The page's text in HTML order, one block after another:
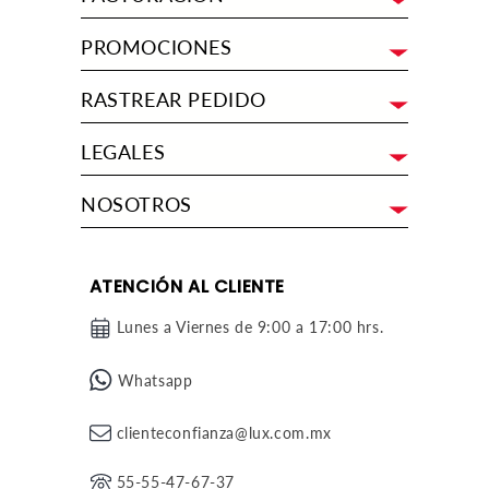
N
:
PROMOCIONES
RASTREAR PEDIDO
LEGALES
NOSOTROS
ATENCIÓN AL CLIENTE
Lunes a Viernes de 9:00 a 17:00 hrs.
Whatsapp
clienteconfianza@lux.com.mx
55-55-47-67-37